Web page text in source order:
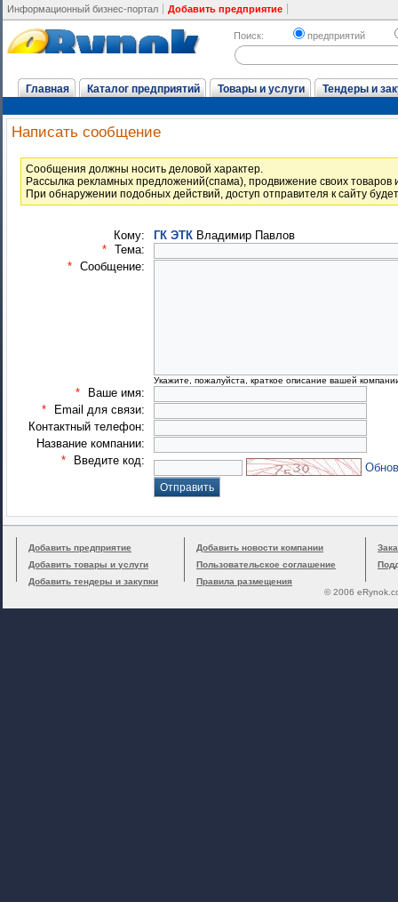
Информационный бизнес-портал Добавить предприятие
Поиск: предприятий
Главная Каталог предприятий Товары и услуги Тендеры и
Написать сообщение
Cообщения должны носить деловой характер.
Рассылка рекламных предложений(спама), продвижение своих товаров
При обнаружении подобных действий, доступ отправителя к сайту
Кому: ГК ЭТК Владимир Павлов
* Тема:
* Сообщение:
Укажите, пожалуйста, краткое описание вашей
*
Ваше имя:
*
Email для связи:
Контактный телефон:
Название компании:
*
Введите код:
Добавить предприятие
Добавить товары и услуги
Добавить тендеры и закупки
Добавить новости компании
Пользовательское соглашение
Правила размещения
© 2006